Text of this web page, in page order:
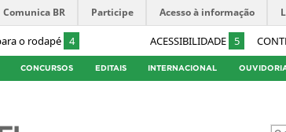
o rodapé 4 ACESSIBILIDADE 5
Comunica BR Participe Acesso à informação
CONCURSOS EDITAIS INTERNACIONAL